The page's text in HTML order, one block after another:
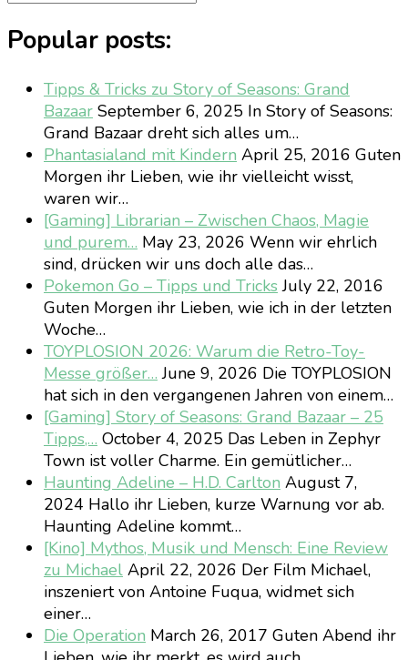
Popular posts:
Tipps & Tricks zu Story of Seasons: Grand
Bazaar September 6, 2025 In Story of Seasons:
Grand Bazaar dreht sich alles um…
Phantasialand mit Kindern April 25, 2016 Guten
Morgen ihr Lieben, wie ihr vielleicht wisst,
waren wir…
[Gaming] Librarian – Zwischen Chaos, Magie
und purem… May 23, 2026 Wenn wir ehrlich
sind, drücken wir uns doch alle das…
Pokemon Go – Tipps und TricksJuly 22, 2016
Guten Morgen ihr Lieben, wie ich in der letzten
Woche…
TOYPLOSION 2026: Warum die Retro-Toy-
Messe größer… June 9, 2026 Die TOYPLOSION
hat sich in den vergangenen Jahren von einem…
[Gaming] Story of Seasons: Grand Bazaar – 25
Tipps,… October 4, 2025 Das Leben in Zephyr
Town ist voller Charme. Ein gemütlicher…
Haunting Adeline – H.D. Carlton August 7,
2024 Hallo ihr Lieben, kurze Warnung vor ab.
Haunting Adeline kommt…
[Kino] Mythos, Musik und Mensch: Eine Review
zu Michael April 22, 2026 Der Film Michael,
inszeniert von Antoine Fuqua, widmet sich
einer…
Die Operation March 26, 2017 Guten Abend ihr